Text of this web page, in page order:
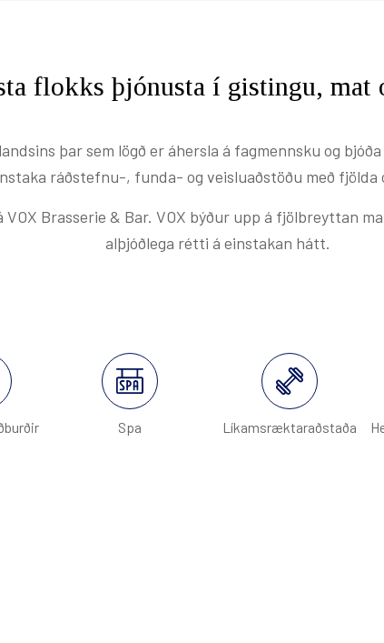
Hótel Edda Akureyri
Hótel Edda Egilsstaðir
Ferðaþjónustuaðilar
flokks þjónusta í gistingu, mat
þar sem lögð er áhersla á fagmennsku og
ráðstefnu-, funda- og veisluaðstöðu með
Brasserie & Bar. VOX býður upp á fjölbreyttan
alþjóðlega rétti á einstakan hátt.
Spa Líkamsræktaraðstaða